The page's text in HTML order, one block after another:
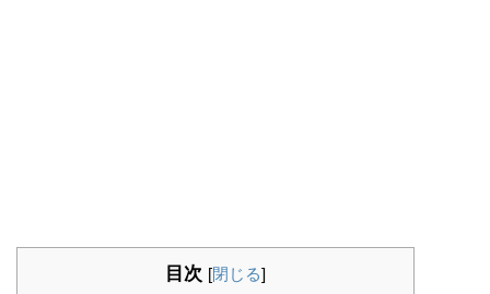
目次 [閉じる]